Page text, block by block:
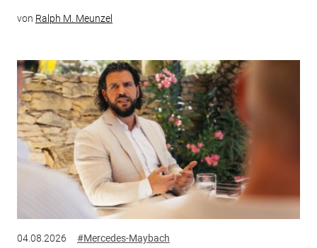
von Ralph M. Meunzel
04.08.2026 #Mercedes-Maybach